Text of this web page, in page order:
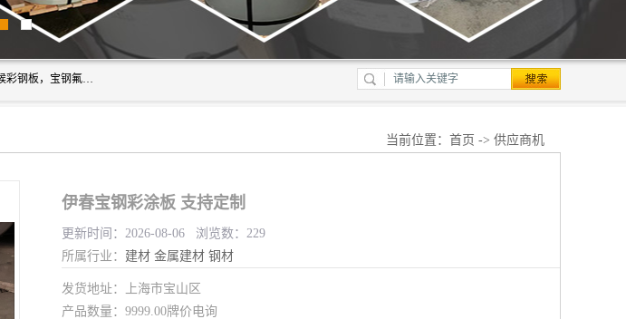
上海轩本实业有限公司主营产品：宝钢彩钢板、宝钢彩钢卷、宝钢彩涂板、宝钢彩涂卷、宝钢高耐候彩钢板，宝钢氟碳彩钢板。是一家集钢铁贸易，物流、加工为一体的产业全配套公司。
当前位置： 首页 -> 供应商机
伊春宝钢彩涂板 支持定制
更新时间：2026-08-06 浏览数：229
所属行业： 建材 金属建材 钢材
发货地址：上海市宝山区
产品数量：9999.00牌价电询